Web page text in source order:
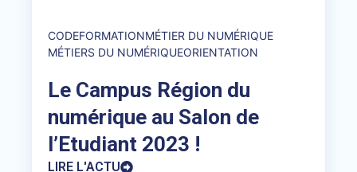
CODEFORMATIONMÉTIER DU NUMÉRIQUE
MÉTIERS DU NUMÉRIQUEORIENTATION
Le Campus Région du
numérique au Salon de
l’Etudiant 2023 !
LIRE L'ACTU